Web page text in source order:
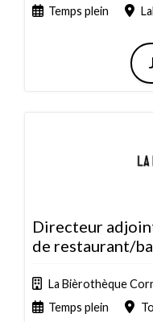
Temps plein
Directeur
de restaurant/
La Bièrothèque
Temps plein